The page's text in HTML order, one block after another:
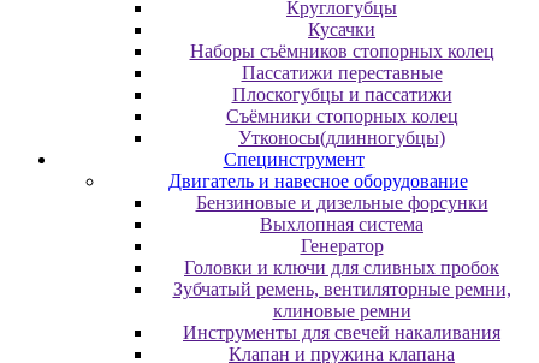
Круглогубцы
Кусачки
Наборы съёмников стопорных колец
Пассатижи переставные
Плоскогубцы и пассатижи
Съёмники стопорных колец
Утконосы(длинногубцы)
Специнструмент
Двигатель и навесное оборудование
Бензиновые и дизельные форсунки
Выхлопная система
Генератор
Головки и ключи для сливных пробок
Зубчатый ремень, вентиляторные ремни,
клиновые ремни
Инструменты для свечей накаливания
Клапан и пружина клапана